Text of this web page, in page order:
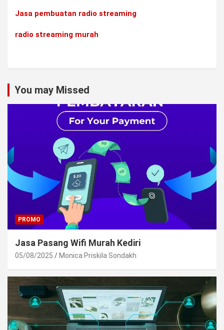
Jasa pembuatan radio streaming
radio streaming murah
You may Missed
PROMO
Jasa Pasang Wifi Murah Kediri
05/08/2025 Monica Priskila Sondakh